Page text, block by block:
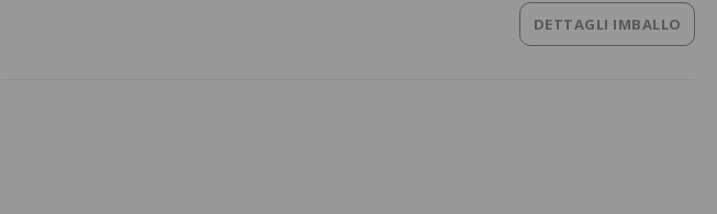
DETTAGLI IMBALLO